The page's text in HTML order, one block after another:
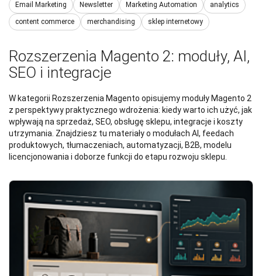
Rozszerzenia Magento 2: moduły, AI,
SEO i integracje
W kategorii Rozszerzenia Magento opisujemy moduły Magento 2
z perspektywy praktycznego wdrożenia: kiedy warto ich użyć, jak
wpływają na sprzedaż, SEO, obsługę sklepu, integracje i koszty
utrzymania. Znajdziesz tu materiały o modułach AI, feedach
produktowych, tłumaczeniach, automatyzacji, B2B, modelu
licencjonowania i doborze funkcji do etapu rozwoju sklepu.
Email Marketing Newsletter Marketing Automation analytics
content commerce merchandising sklep internetowy